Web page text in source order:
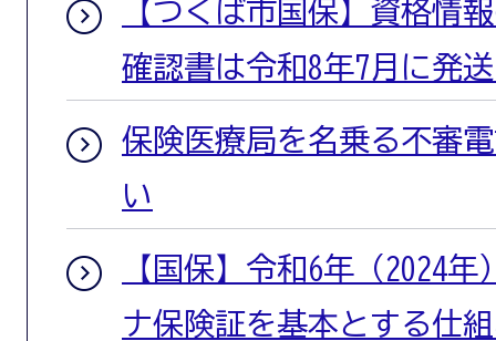
【つくば市国保】資格情
確認書は令和8年7月に発
保険医療局を名乗る不審
い
【国保】令和6年（2024
ナ保険証を基本とする仕